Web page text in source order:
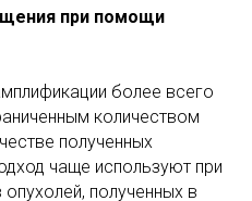
при помощи
более всего
количеством
полученных
чаще используют при
полученных в